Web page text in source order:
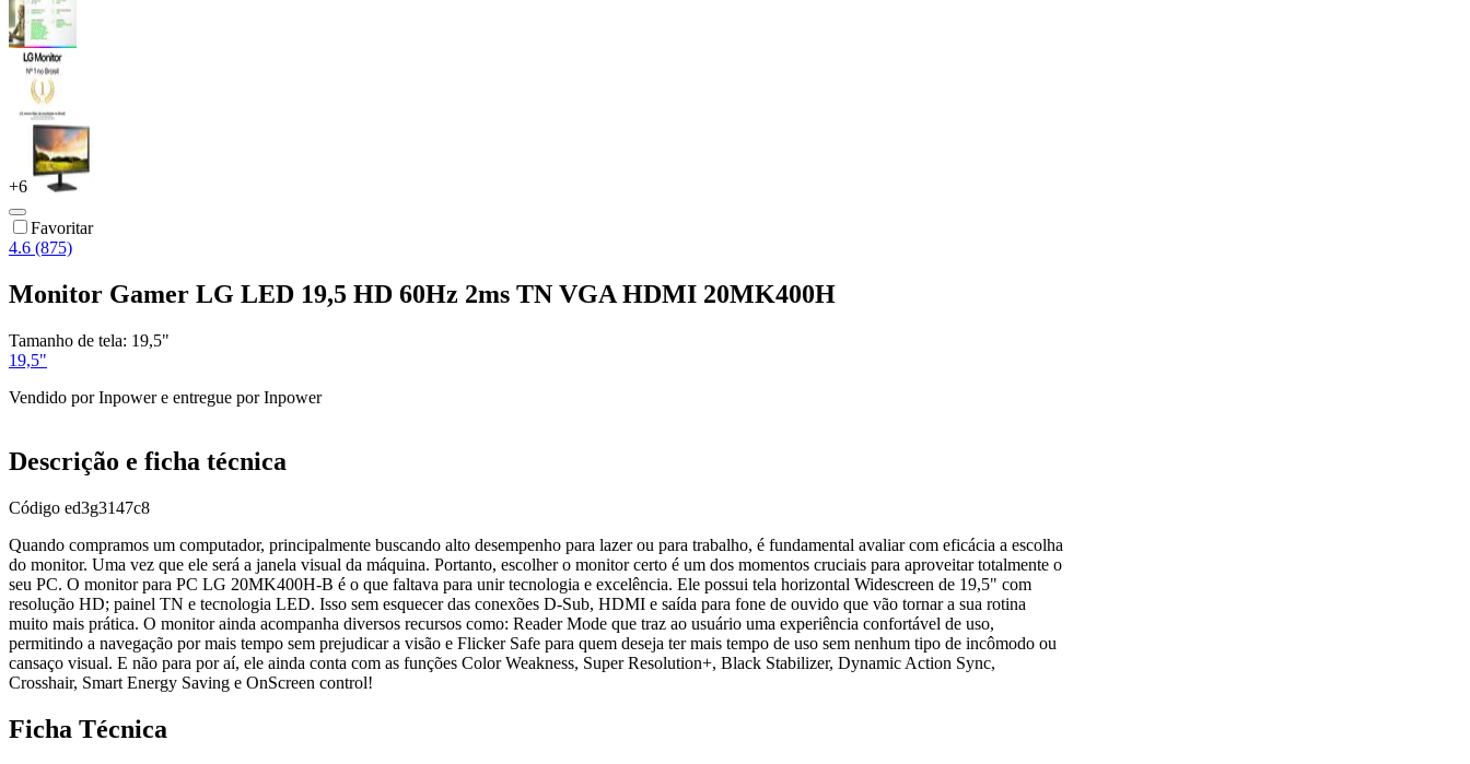
+6
Favoritar
4.6 (875)
Monitor Gamer LG LED 19,5 HD 60Hz 2ms TN VGA HDMI 20MK400H
Tamanho de tela: 19,5"
19,5"
Vendido porInpowere entregue por Inpower
Descrição e ficha técnica
Código ed3g3147c8
Quando compramos um computador, principalmente buscando alto desempenho para lazer ou para trabalho, é fundamental avaliar com eficácia a escolha
do monitor. Uma vez que ele será a janela visual da máquina. Portanto, escolher o monitor certo é um dos momentos cruciais para aproveitar totalmente o
seu PC. O monitor para PC LG 20MK400H-B é o que faltava para unir tecnologia e excelência. Ele possui tela horizontal Widescreen de 19,5" com
resolução HD; painel TN e tecnologia LED. Isso sem esquecer das conexões D-Sub, HDMI e saída para fone de ouvido que vão tornar a sua rotina
muito mais prática. O monitor ainda acompanha diversos recursos como: Reader Mode que traz ao usuário uma experiência confortável de uso,
permitindo a navegação por mais tempo sem prejudicar a visão e Flicker Safe para quem deseja ter mais tempo de uso sem nenhum tipo de incômodo ou
cansaço visual. E não para por aí, ele ainda conta com as funções Color Weakness, Super Resolution+, Black Stabilizer, Dynamic Action Sync,
Crosshair, Smart Energy Saving e OnScreen control!
Ficha Técnica